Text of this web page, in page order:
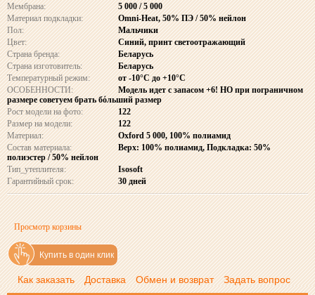
Мембрана:
5 000 / 5 000
Материал подкладки:
Omni-Heat, 50% ПЭ / 50% нейлон
Пол:
Мальчики
Цвет:
Синий, принт светоотражающий
Страна бренда:
Беларусь
Страна изготовитель:
Беларусь
Температурный режим:
от -10°C до +10°C
ОСОБЕННОСТИ:
Модель идет с запасом +6! НО при пограничном
размере советуем брать бόльший размер
Рост модели на фото:
122
Размер на модели:
122
Материал:
Oxford 5 000, 100% полиамид
Состав материала:
Верх: 100% полиамид, Подкладка: 50%
полиэстер / 50% нейлон
Тип_утеплителя:
Isosoft
Гарантийный срок:
30 дней
Просмотр корзины
Купить в один клик
Как заказать Доставка Обмен и возврат Задать вопрос